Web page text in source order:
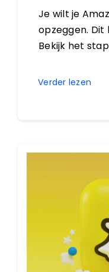
Je wilt je
opzeggen. Dit
Bekijk het
Verder lezen